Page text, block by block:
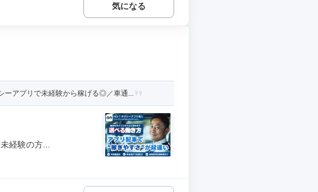
気になる
ーアプリで未経験から稼げる◎／車通...
経験の方...